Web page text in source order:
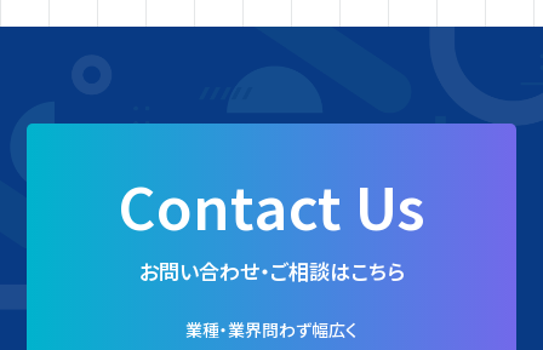
Contact Us
お問い合わせ・ご相談はこちら
業種・業界問わず幅広く